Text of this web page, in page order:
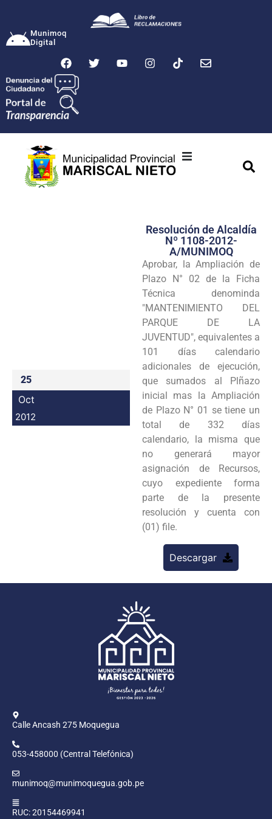
Munimoq
Digital
Transparencia
Seguridad
Programas
Intranet
25
Oct
2012
Resolución de Alcaldía
Nº 1108-2012-
A/MUNIMOQ
Aprobar, la Ampliación de
Plazo N° 02 de la Ficha
Técnica denominda
"MANTENIMIENTO DEL
PARQUE DE LA
JUVENTUD", equivalentes a
101 días calendario
adicionales de ejecución,
que sumados al Plñazo
inicial mas la Ampliación
de Plazo N° 01 se tiene un
total de 332 días
calendario, la misma que
no generará mayor
asignación de Recursos,
cuyo expediente forma
parte de la presente
resolución y cuenta con
(01) file.
Descargar
Calle Ancash 275 Moquegua
053-458000 (Central Telefónica)
munimoq@munimoquegua.gob.pe
RUC: 20154469941